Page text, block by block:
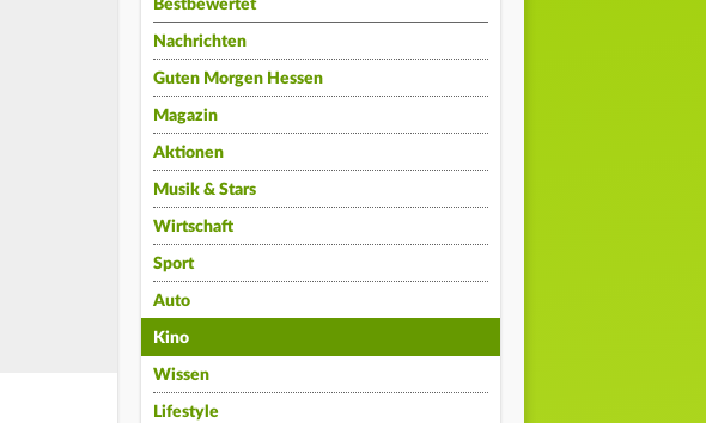
Bestbewertet
Nachrichten
Guten Morgen Hessen
Magazin
Aktionen
Musik & Stars
Wirtschaft
Sport
Auto
Kino
Wissen
Lifestyle